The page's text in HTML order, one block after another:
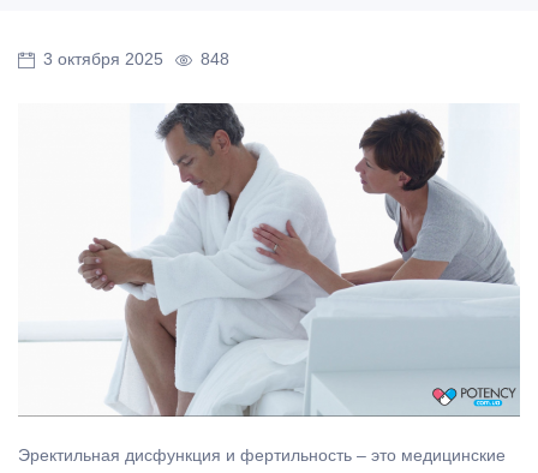
3 октября 2025 848
Эректильная дисфункция и фертильность – это медицинские